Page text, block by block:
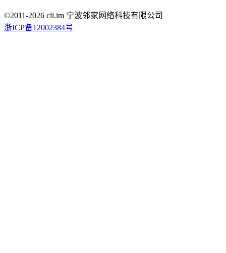
©2011-2026 cli.im 宁波邻家网络科技有限公司
浙ICP备12002384号